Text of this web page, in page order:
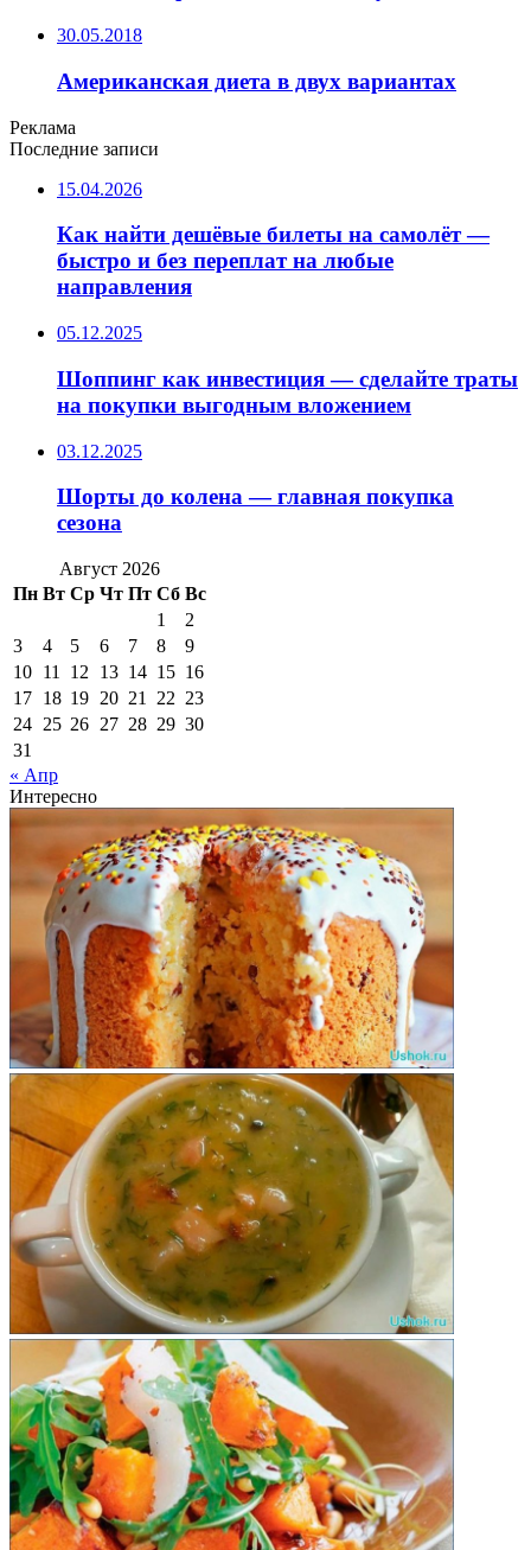
30.05.2018
Американская диета в двух вариантах
Реклама
Последние записи
15.04.2026
Как найти дешёвые билеты на самолёт —
быстро и без переплат на любые
направления
05.12.2025
Шоппинг как инвестиция — сделайте траты
на покупки выгодным вложением
03.12.2025
Шорты до колена — главная покупка
сезона
Август 2026
Пн Вт Ср Чт Пт Сб Вс
1
2
3
4 5 6 7 8
9
10 11 12 13 14 15 16
17 18 19 20 21 22 23
24 25 26 27 28 29 30
31
« Апр
Интересно